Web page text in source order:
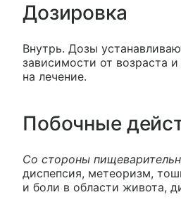
Дозировка
Внутрь. Дозы
зависимости от возраста
на лечение.
Побочные
Со стороны
диспепсия, метеоризм,
и боли в области живота,